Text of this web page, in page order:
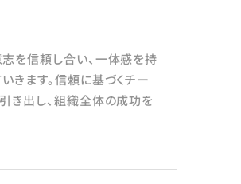
を信頼し合い、一体感を持
きます。信頼に基づくチー
き出し、組織全体の成功を